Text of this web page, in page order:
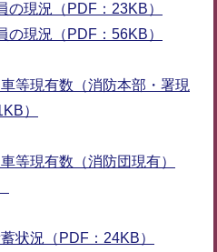
の現況（PDF：23KB）
の現況（PDF：56KB）
等現有数（消防本部・署現
）
等現有数（消防団現有）
状況（PDF：24KB）